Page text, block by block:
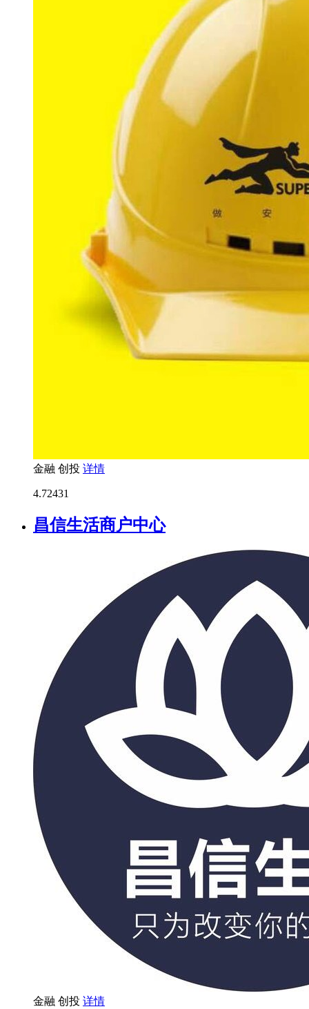
金融 创投 详情
4.72431
昌信生活商户中心
金融 创投 详情